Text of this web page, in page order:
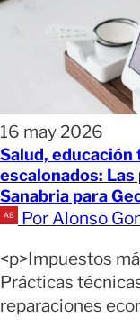
16 may 2026
Salud,
escalonados:
Sanabria para
Por Alonso
<p>Impuestos
Prácticas
reparaciones